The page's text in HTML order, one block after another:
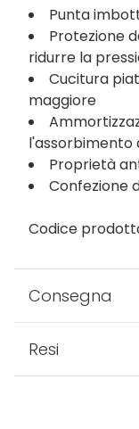
Punta
Protezione
ridurre la
Cucitura
maggiore
l'assorbimento
Proprietà
Confezione
Codice
Consegna
Resi